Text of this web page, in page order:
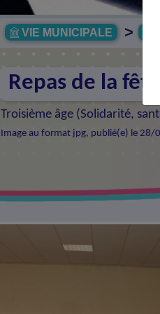
VIE MUNICIPALE >
Repas de la
Troisième âge (Solidarité,
Image au format jpg, publié(e) le